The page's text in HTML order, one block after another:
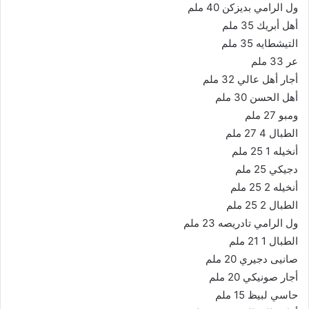
ول الرامي بديزكن 40 ملم
أهل أبريك 35 ملم
التيشطايه 35 ملم
عر 33 ملم
أجار أهل عالي 32 ملم
أهل الحسن 30 ملم
ومبو 27 ملم
الطبال 4 27 ملم
أنخيله 1 25 ملم
دجيكي 25 ملم
أنخيله 2 25 ملم
الطبال 2 25 ملم
ول الرامي تادريصه 23 ملم
الطبال 1 21 ملم
صانيى دجيري 20 ملم
أجار صونيكي 20 ملم
حاسي لبيظ 15 ملم